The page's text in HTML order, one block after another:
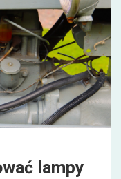
lampy